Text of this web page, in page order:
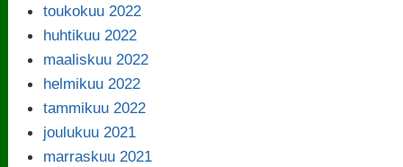
toukokuu 2022
huhtikuu 2022
maaliskuu 2022
helmikuu 2022
tammikuu 2022
joulukuu 2021
marraskuu 2021